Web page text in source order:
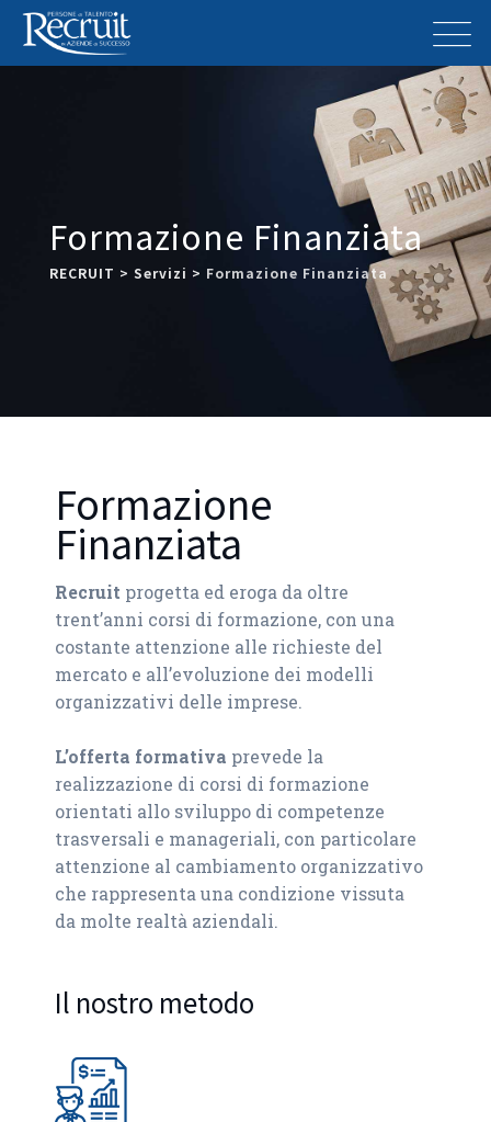
Formazione Finanziata
RECRUIT > Servizi > Formazione Finanziata
Formazione
Finanziata
Recruit progetta ed eroga da oltre
trent’anni corsi di formazione, con una
costante attenzione alle richieste del
mercato e all’evoluzione dei modelli
organizzativi delle imprese.
L’offerta formativa prevede la
realizzazione di corsi di formazione
orientati allo sviluppo di competenze
trasversali e manageriali, con particolare
attenzione al cambiamento organizzativo
che rappresenta una condizione vissuta
da molte realtà aziendali.
Il nostro metodo